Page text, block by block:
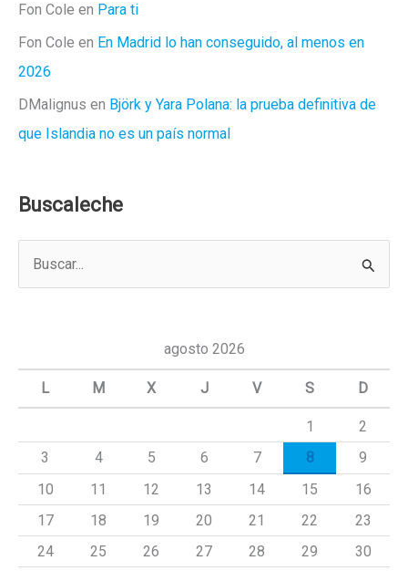
Fon Cole en Para ti
Fon Cole en En Madrid lo han conseguido, al menos en
2026
DMalignus en Björk y Yara Polana: la prueba definitiva de
que Islandia no es un país normal
Buscaleche
a
agosto 2026
L M X J V S D
1
2
3
4 5 6 7 8
9
10
11 12 13 14 15
16
17
18 19 20 21 22
23
24
25 26 27 28 29 30